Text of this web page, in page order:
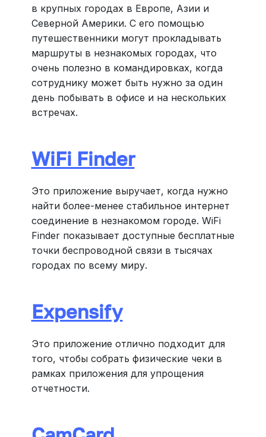
в крупных городах в Европе, Азии и
Северной Америки. С его помощью
путешественники могут прокладывать
маршруты в незнакомых городах, что
очень полезно в командировках, когда
сотруднику может быть нужно за один
день побывать в офисе и на нескольких
встречах.
WiFi Finder
Это приложение выручает, когда нужно
найти более-менее стабильное интернет
соединение в незнакомом городе. WiFi
Finder показывает доступные бесплатные
точки беспроводной связи в тысячах
городах по всему миру.
Expensify
Это приложение отлично подходит для
того, чтобы собрать физические чеки в
рамках приложения для упрощения
отчетности.